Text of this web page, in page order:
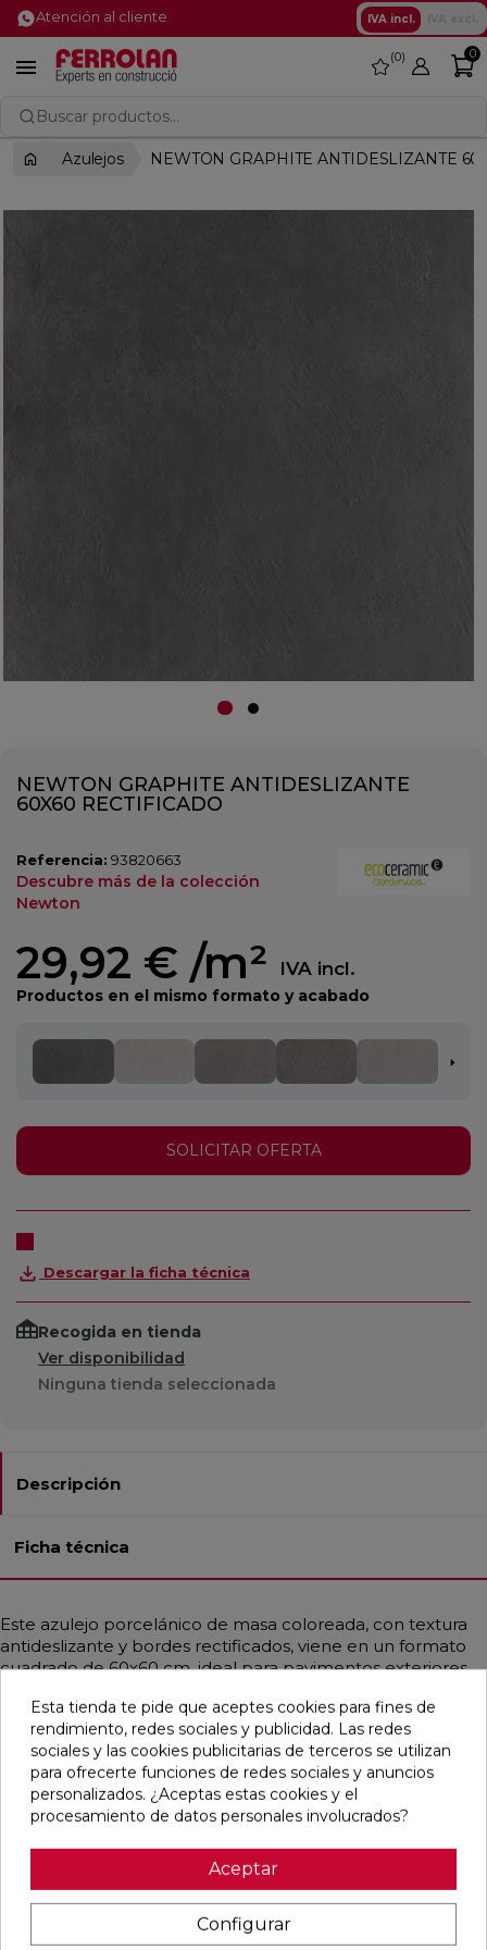
Atención al cliente IVA incl.
 favorite
0 0
Buscar productos...
Azulejos NEWTON GRAPHITE ANTIDESLIZANTE
NEWTON GRAPHITE ANTIDESLIZANTE
60X60 RECTIFICADO
Referencia: 93820663
Descubre más de la colección
Newton
29,92 € /m² IVA incl.
Productos en el mismo formato y acabado
SOLICITAR OFERTA
Descargar la ficha técnica
Recogida en tienda
Ver disponibilidad
Ninguna tienda seleccionada
Descripción
Ficha técnica
Este azulejo porcelánico de masa coloreada, con textura
antideslizante y bordes rectificados, viene en un formato
cuadrado de 60x60 cm, ideal para pavimentos exteriores.
estilo nórdico y contemporáneo que imita la piedra,
predominando los tonos gris medio y antracita.
Pensamos que te puede interesar
favorite favorite favorite favorite
Esta tienda te pide que aceptes cookies para fines de
rendimiento, redes sociales y publicidad. Las redes
sociales y las cookies publicitarias de terceros se utilizan
para ofrecerte funciones de redes sociales y anuncios
personalizados. ¿Aceptas estas cookies y el
procesamiento de datos personales involucrados?
Aceptar
Configurar